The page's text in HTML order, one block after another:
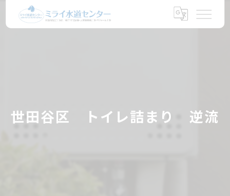
世田谷区 トイレ詰まり 逆流